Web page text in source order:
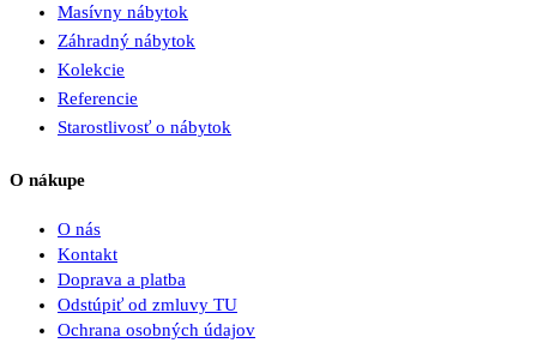
Masívny nábytok
Záhradný nábytok
Kolekcie
Referencie
Starostlivosť o nábytok
O nákupe
O nás
Kontakt
Doprava a platba
Odstúpiť od zmluvy TU
Ochrana osobných údajov